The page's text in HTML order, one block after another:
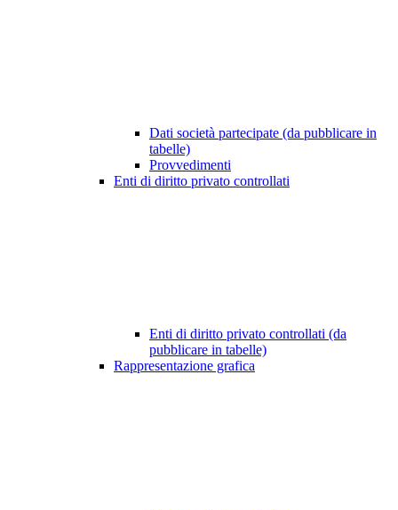
Dati società partecipate (da pubblicare in
tabelle)
Provvedimenti
Enti di diritto privato controllati
Enti di diritto privato controllati (da
pubblicare in tabelle)
Rappresentazione grafica